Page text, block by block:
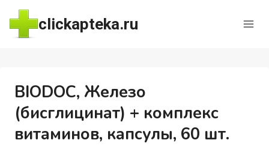
Перейти
содержимому
clickapteka.ru
BIODOC, Железо
(бисглицинат) + комплекс
витаминов, капсулы, 60 шт.